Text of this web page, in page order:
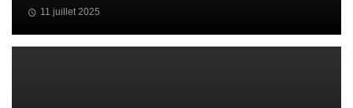
11 juillet 2025